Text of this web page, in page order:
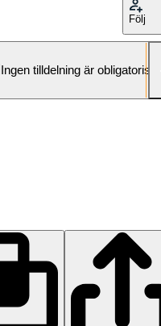
Följ
Ingen tilldelning är obligatorisk